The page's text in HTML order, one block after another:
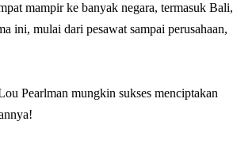
mampir ke banyak negara, termasuk Bali,
ini, mulai dari pesawat sampai perusahaan,
Pearlman mungkin sukses menciptakan